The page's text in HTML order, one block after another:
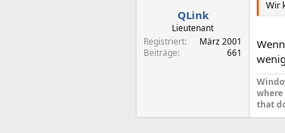
QLink
Lieutenant
Registriert
März 2001
Beiträge
661
Wir
where
that